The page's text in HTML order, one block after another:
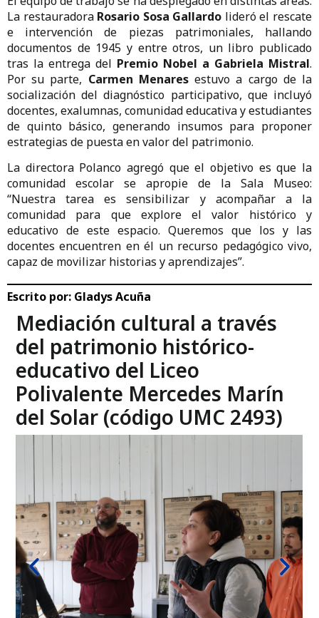
estudiantes de antaño. Este proyecto despierta interés
por indagar más y abre nuevas líneas para comprender
los procesos de aprendizaje. En colegios históricos es
clave recuperar, visualizar y ocupar lo patrimonial como
recurso pedagógico”.
El equipo de trabajo se ha desplegado en distintas áreas.
La restauradoraRosario Sosa Gallardolideró el rescate
e intervención de piezas patrimoniales, hallando
documentos de 1945 y entre otros, un libro publicado
tras la entrega delPremio Nobel a Gabriela Mistral.
Por su parte,Carmen Menares estuvo a cargo de la
socialización del diagnóstico participativo, que incluyó
docentes, exalumnas, comunidad educativa y estudiantes
de quinto básico, generando insumos para proponer
estrategias de puesta en valor del patrimonio.
La directora Polanco agregó que el objetivo es que la
comunidad escolar se apropie de la Sala Museo:
“Nuestra tarea es sensibilizar y acompañar a la
comunidad para que explore el valor histórico y
educativo de este espacio. Queremos que los y las
docentes encuentren en él un recurso pedagógico vivo,
capaz de movilizar historias y aprendizajes”.
Escrito por:Gladys Acuña
Mediación cultural a través
del patrimonio histórico-
educativo del Liceo
Polivalente Mercedes Marín
del Solar (código UMC 2493)